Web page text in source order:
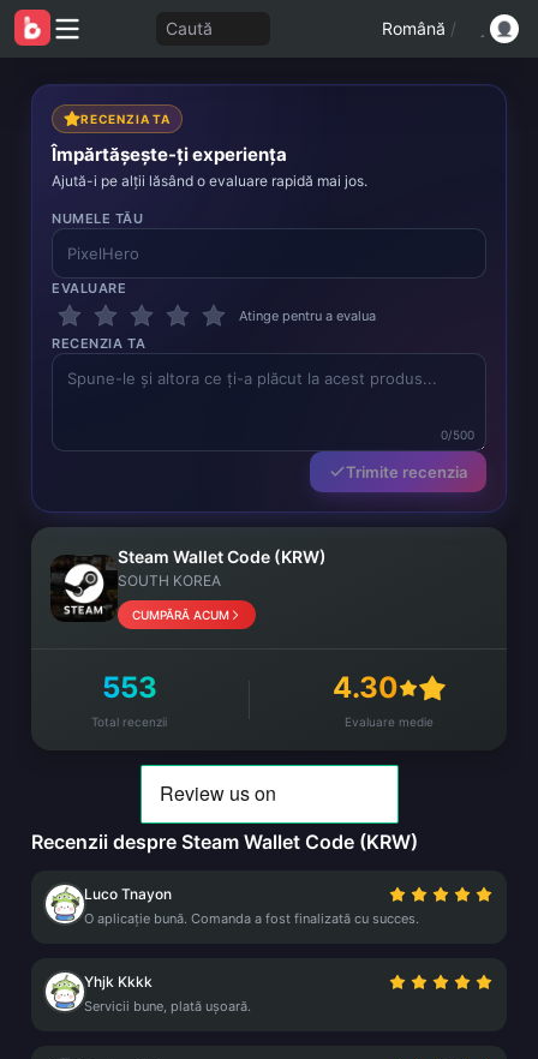
Caută Română /
RECENZIA TA
Împărtășește-ți experiența
Ajută-i pe alții lăsând o evaluare rapidă mai jos.
NUMELE TĂU
EVALUARE
Atinge pentru a evalua
RECENZIA TA
0/500
Trimite recenzia
Steam Wallet Code (KRW)
SOUTH KOREA
CUMPĂRĂ ACUM
553
Total recenzii
4.30
Evaluare medie
Recenzii despre Steam Wallet Code (KRW)
Luco Tnayon
O aplicație bună. Comanda a fost finalizată cu succes.
Yhjk Kkkk
Servicii bune, plată ușoară.